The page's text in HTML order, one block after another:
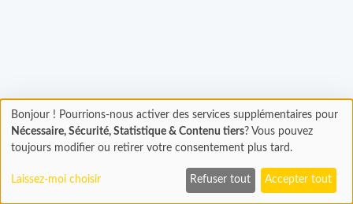
Chargement
En cours...
Bonjour ! Pourrions-nous activer des services supplémentaires pour
Nécessaire, Sécurité, Statistique & Contenu tiers? Vous pouvez
toujours modifier ou retirer votre consentement plus tard.
Laissez-moi choisir Refuser tout Accepter tout